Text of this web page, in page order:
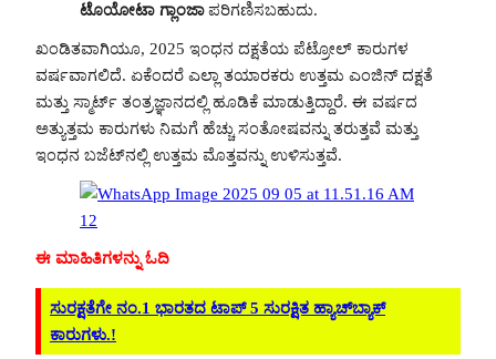
ಟೊಯೋಟಾ ಗ್ಲಾಂಜಾಪರಿಗಣಿಸಬಹುದು.
ಖಂಡಿತವಾಗಿಯೂ, 2025 ಇಂಧನ ದಕ್ಷತೆಯ ಪೆಟ್ರೋಲ್ ಕಾರುಗಳ
ವರ್ಷವಾಗಲಿದೆ. ಏಕೆಂದರೆ ಎಲ್ಲಾ ತಯಾರಕರು ಉತ್ತಮ ಎಂಜಿನ್ ದಕ್ಷತೆ
ಮತ್ತು ಸ್ಮಾರ್ಟ್ ತಂತ್ರಜ್ಞಾನದಲ್ಲಿ ಹೂಡಿಕೆ ಮಾಡುತ್ತಿದ್ದಾರೆ. ಈ ವರ್ಷದ
ಅತ್ಯುತ್ತಮ ಕಾರುಗಳು ನಿಮಗೆ ಹೆಚ್ಚು ಸಂತೋಷವನ್ನು ತರುತ್ತವೆ ಮತ್ತು
ಇಂಧನ ಬಜೆಟ್‌ನಲ್ಲಿ ಉತ್ತಮ ಮೊತ್ತವನ್ನು ಉಳಿಸುತ್ತವೆ.
ಈ ಮಾಹಿತಿಗಳನ್ನು ಓದಿ
ಸುರಕ್ಷತೆಗೇ ನಂ.1 ಭಾರತದ ಟಾಪ್ 5 ಸುರಕ್ಷಿತ ಹ್ಯಾಚ್‌ಬ್ಯಾಕ್‌
ಕಾರುಗಳು.!